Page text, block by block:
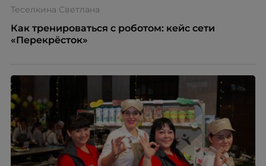
Теселкина Светлана
Как тренироваться с роботом: кейс сети
«Перекрёсток»